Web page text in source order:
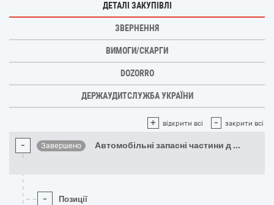
ДЕТАЛІ ЗАКУПІВЛІ
ЗВЕРНЕННЯ
ВИМОГИ/СКАРГИ
DOZORRO
ДЕРЖАУДИТСЛУЖБА УКРАЇНИ
+ відкрити всі - закрити всі
- Завершено Автомобільні запасні частини д ...
- Позиції